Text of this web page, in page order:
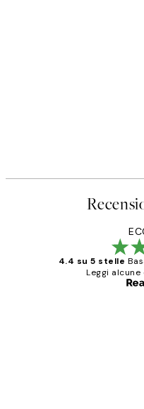
4.4 su 5 stelle
Leggi